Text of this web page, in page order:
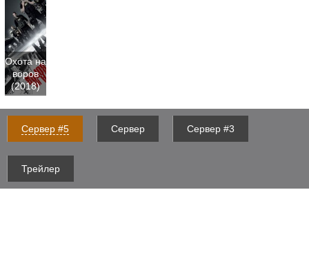
Охота на
воров
(2018)
Сервер #5 Сервер Сервер #3
Трейлер